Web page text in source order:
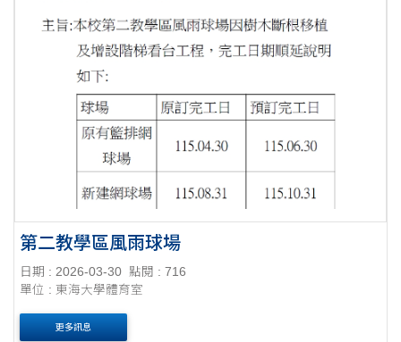
第二教學區風雨球場
日期 : 2026-03-30 點閱 : 716
單位 : 東海大學體育室
更多訊息